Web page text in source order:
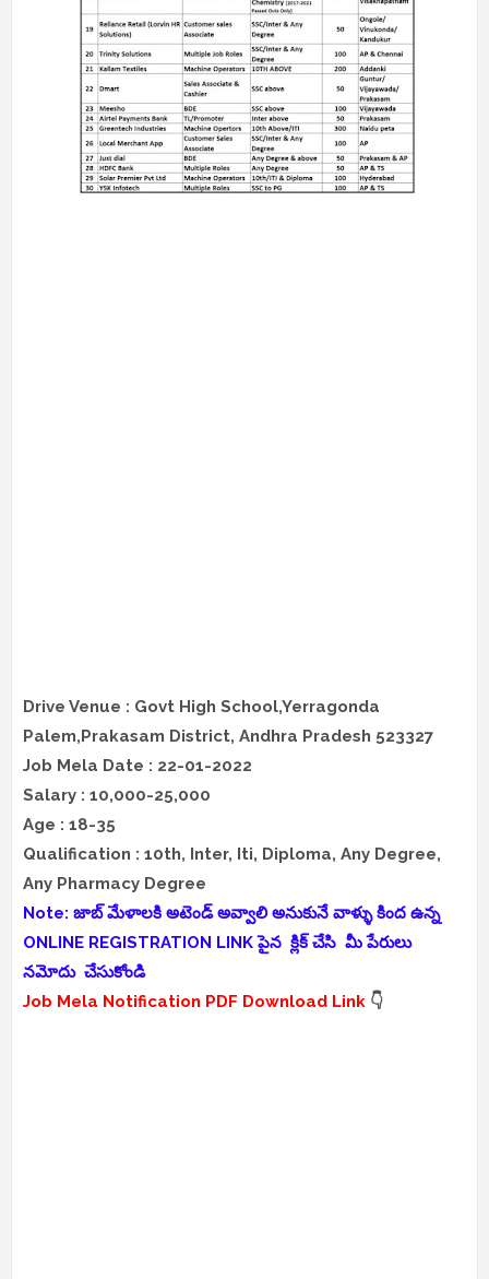
Drive Venue : Govt High School,Yerragonda
Palem,Prakasam District, Andhra Pradesh 523327
Job Mela Date : 22-01-2022
Salary : 10,000-25,000
Age : 18-35
Qualification : 10th, Inter, Iti, Diploma, Any Degree,
Any Pharmacy Degree
Note: జాబ్ మేళాలకి అటెండ్ అవ్వాలి అనుకునే వాళ్ళు కింద ఉన్న
ONLINE REGISTRATION LINK పైన క్లిక్ చేసి మీ పేరులు
నమోదు చేసుకోండి
Job Mela Notification PDF Download Link 👇